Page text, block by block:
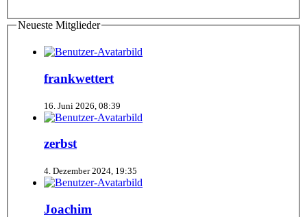
Neueste Mitglieder
frankwettert
16. Juni 2026, 08:39
zerbst
4. Dezember 2024, 19:35
Joachim